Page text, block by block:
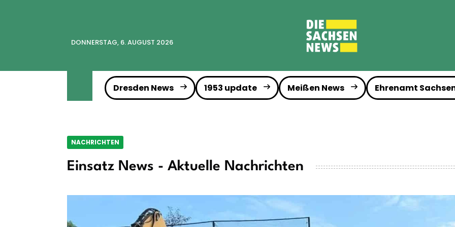
DONNERSTAG, 6. AUGUST 2026
Dresden News 1953 update Meißen News Ehrenamt
NACHRICHTEN
Einsatz News - Aktuelle Nachrichten